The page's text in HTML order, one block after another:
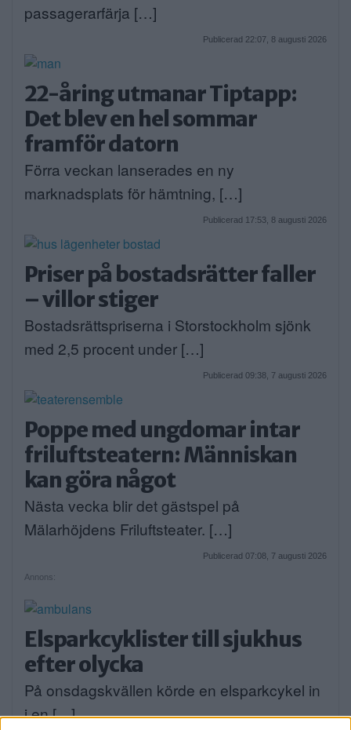
passagerarfärja […]
Publicerad 22:07, 8 augusti 2026
22-åring utmanar Tiptapp:
Det blev en hel sommar
framför datorn
Förra veckan lanserades en ny
marknadsplats för hämtning, […]
Publicerad 17:53, 8 augusti 2026
Priser på bostadsrätter faller
– villor stiger
Bostadsrättspriserna i Storstockholm sjönk
med 2,5 procent under […]
Publicerad 09:38, 7 augusti 2026
Poppe med ungdomar intar
friluftsteatern: Människan
kan göra något
Nästa vecka blir det gästspel på
Mälarhöjdens Friluftsteater. […]
Publicerad 07:08, 7 augusti 2026
Annons:
Elsparkcyklister till sjukhus
efter olycka
På onsdagskvällen körde en elsparkcykel in
i en […]